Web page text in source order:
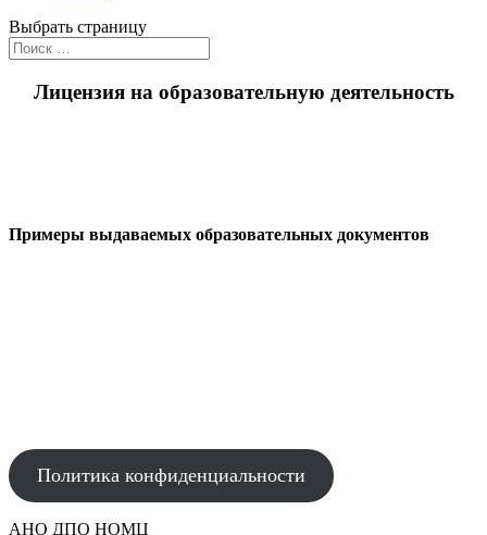
Выбрать страницу
Лицензия на образовательную деятельность
Примеры выдаваемых образовательных документов
Политика конфиденциальности
АНО ДПО НОМЦ